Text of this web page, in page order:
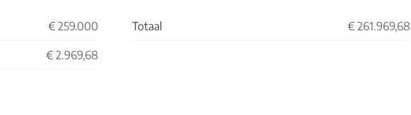
€ 259.000 Totaal € 261.969,68
€ 2.969,68